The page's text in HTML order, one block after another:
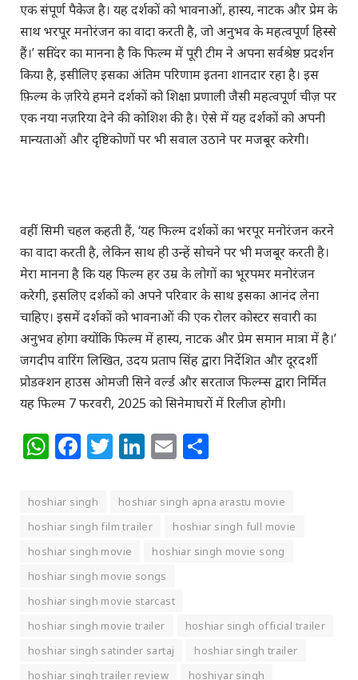
एक संपूर्ण पैकेज है। यह दर्शकों को भावनाओं, हास्य, नाटक और प्रेम के
साथ भरपूर मनोरंजन का वादा करती है, जो अनुभव के महत्वपूर्ण हिस्से
हैं।’ सतिंदर का मानना है कि फिल्म में पूरी टीम ने अपना सर्वश्रेष्ठ प्रदर्शन
किया है, इसीलिए इसका अंतिम परिणाम इतना शानदार रहा है। इस
फ़िल्म के ज़रिये हमने दर्शकों को शिक्षा प्रणाली जैसी महत्वपूर्ण चीज़ पर
एक नया नज़रिया देने की कोशिश की है। ऐसे में यह दर्शकों को अपनी
मान्यताओं और दृष्टिकोणों पर भी सवाल उठाने पर मजबूर करेगी।
वहीं सिमी चहल कहती हैं, ‘यह फिल्म दर्शकों का भरपूर मनोरंजन करने
का वादा करती है, लेकिन साथ ही उन्हें सोचने पर भी मजबूर करती है।
मेरा मानना है कि यह फिल्म हर उम्र के लोगों का भूरपमर मनोरंजन
करेगी, इसलिए दर्शकों को अपने परिवार के साथ इसका आनंद लेना
चाहिए। इसमें दर्शकों को भावनाओं की एक रोलर कोस्टर सवारी का
अनुभव होगा क्योंकि फिल्म में हास्य, नाटक और प्रेम समान मात्रा में है।’
जगदीप वारिंग लिखित, उदय प्रताप सिंह द्वारा निर्देशित और दूरदर्शी
प्रोडक्शन हाउस ओमजी सिने वर्ल्ड और सरताज फिल्म्स द्वारा निर्मित
यह फिल्म 7 फरवरी, 2025 को सिनेमाघरों में रिलीज होगी।
WhatsApp
Facebook
Twitter
LinkedIn
Email
hoshiar singh
hoshiar singh apna arastu movie
hoshiar singh film trailer
hoshiar singh full movie
hoshiar singh movie
hoshiar singh movie song
hoshiar singh movie songs
hoshiar singh movie starcast
hoshiar singh movie trailer
hoshiar singh official trailer
hoshiar singh satinder sartaj
hoshiar singh trailer
hoshiar singh trailer review
hoshiyar singh